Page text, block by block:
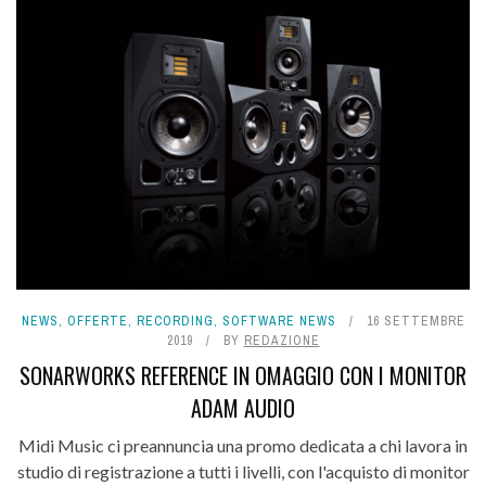
NEWS, OFFERTE, RECORDING, SOFTWARE NEWS
16 SETTEMBRE
2019
BY REDAZIONE
SONARWORKS REFERENCE IN OMAGGIO CON I MONITOR
ADAM AUDIO
Midi Music ci preannuncia una promo dedicata a chi lavora in
studio di registrazione a tutti i livelli, con l'acquisto di monitor